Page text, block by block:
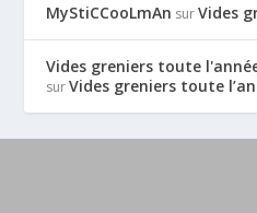
MyStiCCooLmAn surVides
Vides greniers toute
surVides greniers toute